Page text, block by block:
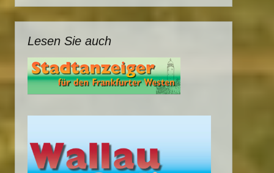
Lesen Sie auch